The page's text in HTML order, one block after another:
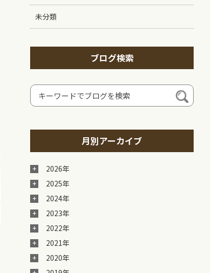
未分類
ブログ検索
月別アーカイブ
2026年
2025年
2024年
2023年
2022年
2021年
2020年